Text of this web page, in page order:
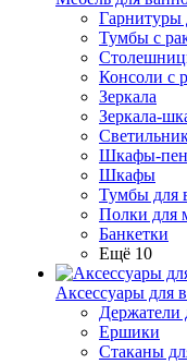
Гарнитуры
Тумбы с
Консоли с
Зеркала
Зеркала-
Шкафы-
Шкафы
Тумбы для
Полки для
Банкетки
Ещё 10
Аксессуары для
Держатели
Ершики
Стаканы